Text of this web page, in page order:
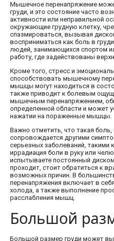
Мышечное перенапряжение
груди, и это состояние часто
активности или неправильной
окружающие грудную клетку,
спазмироваться, вызывая
восприниматься как боль в
людей, занимающихся спортом
работу, где задействованы
Кроме того, стресс и
способствовать мышечному
мышцы могут находиться в
также приводит к болевым
мышечным перенапряжением,
определенной области и может
нажатии на пораженные мышцы.
Важно отметить, что такая боль,
сопровождается другими
серьезных заболеваний, такими
иррадиация боли в руку или
испытываете постоянный
проходит, стоит обратиться к
возможных причин. В
перенапряжения включает в
холода, а также выполнение
расслабления мышц.
Большой
Большой размер груди может